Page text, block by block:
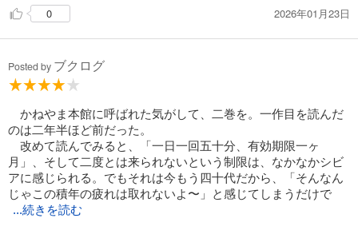
0 2026年01月23日
Posted by ブクログ
かねやま本館に呼ばれた気がして、二巻を。一作目を読んだ
のは二年半ほど前だった。
改めて読んでみると、「一日一回五十分、有効期限一ヶ
月」、そして二度とは来られないという制限は、なかなかシビ
アに感じられる。でもそれは今もう四十代だから、「そんなん
じゃこの積年の疲れは取れないよ〜」と感じてしまうだけで
...続きを読む